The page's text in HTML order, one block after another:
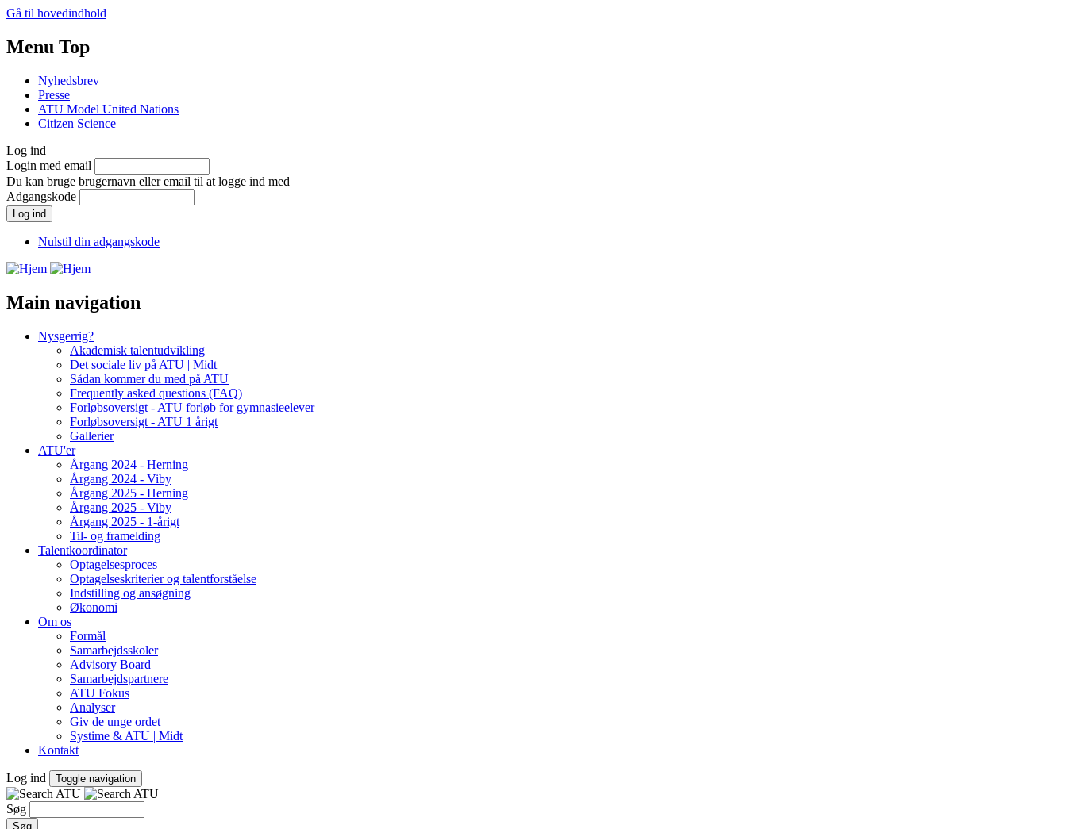
Gå til hovedindhold
Menu Top
Nyhedsbrev
Presse
ATU Model United Nations
Citizen Science
Log ind
Login med email
Du kan bruge brugernavn eller email til at logge ind med
Adgangskode
Nulstil din adgangskode
Main navigation
Nysgerrig?
Akademisk talentudvikling
Det sociale liv på ATU | Midt
Sådan kommer du med på ATU
Frequently asked questions (FAQ)
Forløbsoversigt - ATU forløb for gymnasieelever
Forløbsoversigt - ATU 1 årigt
Gallerier
ATU'er
Årgang 2024 - Herning
Årgang 2024 - Viby
Årgang 2025 - Herning
Årgang 2025 - Viby
Årgang 2025 - 1-årigt
Til- og framelding
Talentkoordinator
Optagelsesproces
Optagelseskriterier og talentforståelse
Indstilling og ansøgning
Økonomi
Om os
Formål
Samarbejdsskoler
Advisory Board
Samarbejdspartnere
ATU Fokus
Analyser
Giv de unge ordet
Systime & ATU | Midt
Kontakt
Log ind Toggle navigation
Søg